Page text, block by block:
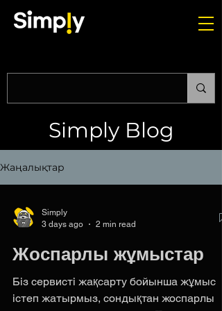
Simply Blog
Жаңалықтар
Simply
3 days ago
2 min read
Жоспарлы жұмыстар
Біз сервисті жақсарту бойынша жұмыс
істеп жатырмыз, сондықтан жоспарлы